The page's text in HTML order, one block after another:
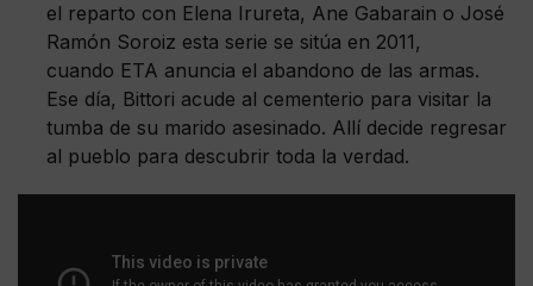
el reparto con Elena Irureta, Ane Gabarain o José
Ramón Soroiz esta serie se sitúa en 2011,
cuando ETA anuncia el abandono de las armas.
Ese día, Bittori acude al cementerio para visitar la
tumba de su marido asesinado. Allí decide regresar
al pueblo para descubrir toda la verdad.